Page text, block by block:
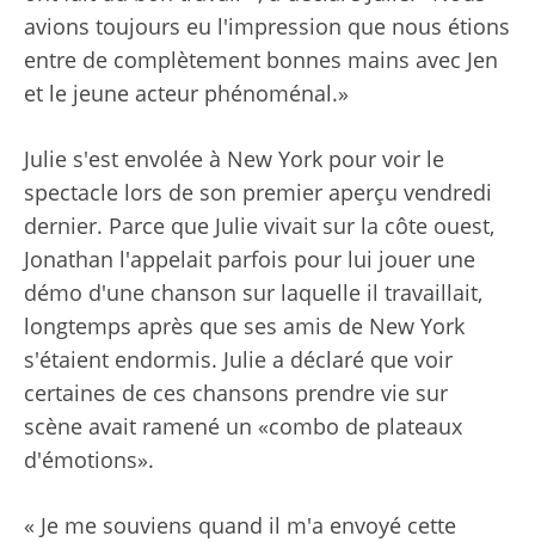
avions toujours eu l'impression que nous étions
entre de complètement bonnes mains avec Jen
et le jeune acteur phénoménal.»
Julie s'est envolée à New York pour voir le
spectacle lors de son premier aperçu vendredi
dernier. Parce que Julie vivait sur la côte ouest,
Jonathan l'appelait parfois pour lui jouer une
démo d'une chanson sur laquelle il travaillait,
longtemps après que ses amis de New York
s'étaient endormis. Julie a déclaré que voir
certaines de ces chansons prendre vie sur
scène avait ramené un «combo de plateaux
d'émotions».
« Je me souviens quand il m'a envoyé cette